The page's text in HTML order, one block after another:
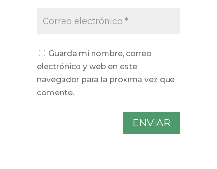
Guarda mi nombre, correo
electrónico y web en este
navegador para la próxima vez que
comente.